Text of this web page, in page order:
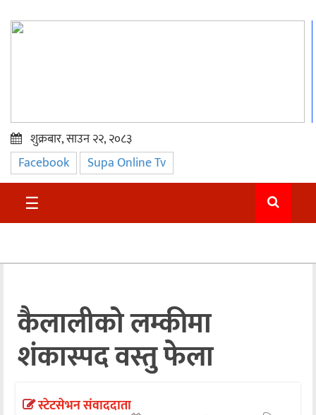
प्रमुख
समाचार
सुदुर
अन्तराष्ट्रिय
अन्तर्वार्ता
अर्थ
खेलकुद
शुक्रबार, साउन २२, २०८३
Facebook Supa Online Tv
☰
कैलालीको लम्कीमा
शंकास्पद वस्तु फेला
स्टेटसेभन संवाददाता